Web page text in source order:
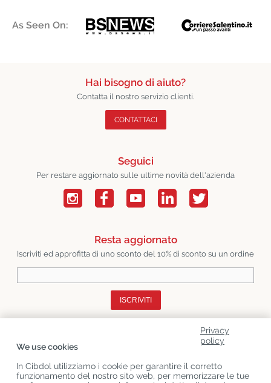
As Seen On:
Hai bisogno di aiuto?
Contatta il nostro servizio clienti.
CONTATTACI
Seguici
Per restare aggiornato sulle ultime novità dell'azienda
Resta aggiornato
Iscriviti ed approfitta di uno sconto del 10% di sconto su un ordine
ISCRIVITI
Categorie Di Prodotto
Privacy
policy
We use cookies
In Cibdol utilizziamo i cookie per garantire il corretto
funzionamento del nostro sito web, per memorizzare le tue